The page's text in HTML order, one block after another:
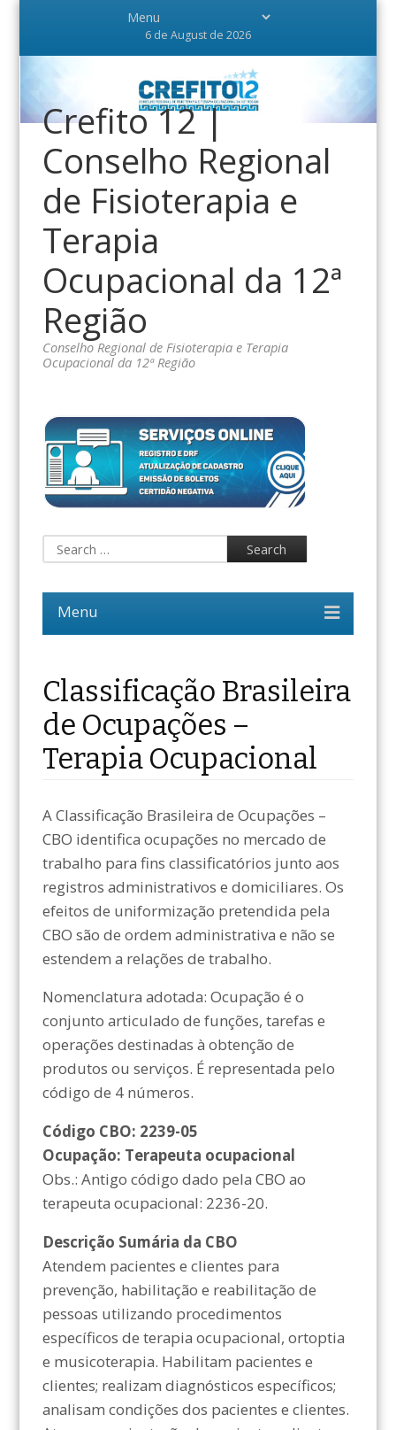
6 de August de 2026
Crefito 12 |
Conselho Regional
de Fisioterapia e
Terapia
Ocupacional da 12ª
Região
Conselho Regional de Fisioterapia e Terapia
Ocupacional da 12ª Região
Classificação Brasileira
de Ocupações –
Terapia Ocupacional
A Classificação Brasileira de Ocupações –
CBO identifica ocupações no mercado de
trabalho para fins classificatórios junto aos
registros administrativos e domiciliares. Os
efeitos de uniformização pretendida pela
CBO são de ordem administrativa e não se
estendem a relações de trabalho.
Nomenclatura adotada: Ocupação é o
conjunto articulado de funções, tarefas e
operações destinadas à obtenção de
produtos ou serviços. É representada pelo
código de 4 números.
Código CBO: 2239-05
Ocupação: Terapeuta ocupacional
Obs.: Antigo código dado pela CBO ao
terapeuta ocupacional: 2236-20.
Descrição Sumária da CBO
Atendem pacientes e clientes para
prevenção, habilitação e reabilitação de
pessoas utilizando procedimentos
específicos de terapia ocupacional, ortoptia
e musicoterapia. Habilitam pacientes e
clientes; realizam diagnósticos específicos;
analisam condições dos pacientes e clientes.